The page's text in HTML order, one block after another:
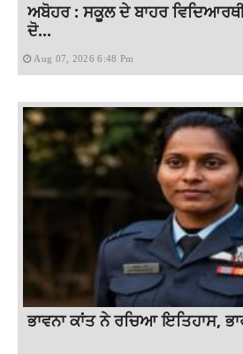
ਅਬੋਹਰ : ਸਕੂਲ ਦੇ ਬਾਹਰ
ਦੋ...
Aug 07, 2026 6:48 Pm
ਭਾਵਨਾ ਕਾਂਤ ਨੇ ਰਚਿਆ ਇਤਿਹਾਸ,